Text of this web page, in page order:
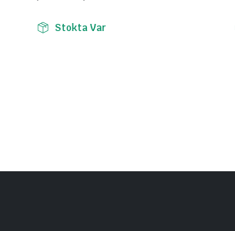
Stokta Var